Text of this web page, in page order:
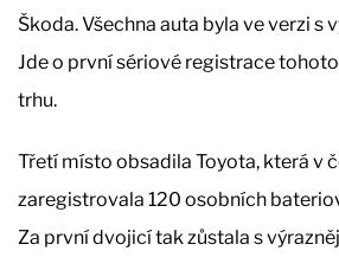
Škoda. Všechna auta byla ve verzi s
Jde o první sériové registrace
trhu.
Třetí místo obsadila Toyota, která v
zaregistrovala 120 osobních
Za první dvojicí tak zůstala s